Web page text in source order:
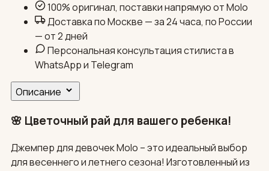
100% оригинал, поставки напрямую от Molo
Доставка по Москве — за 24 часа, по России
— от 2 дней
Персональная консультация стилиста в
WhatsApp и Telegram
Описание
🌸 Цветочный рай для вашего ребенка!
Джемпер для девочек Molo – это идеальный выбор
для весеннего и летнего сезона! Изготовленный из